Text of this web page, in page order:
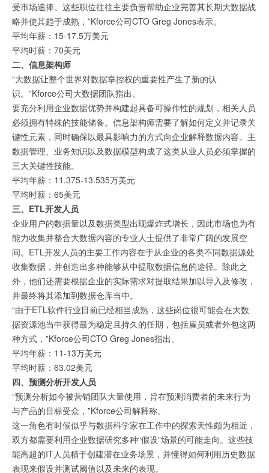
受市场追捧。这些职位往往主要负责帮助企业完善其长期大数据战
略并使其趋于成熟，”Kforce公司CTO Greg Jones表示。
平均年薪：15-17.5万美元
平均时薪：70美元
二、信息架构师
“大数据让整个世界对数据掌控权的重要性产生了新的认
识。”Kforce公司大数据团队指出。
要充分利用企业数据优势并构建起具备可操作性的规划，相关人员
必须拥有特殊的技能储备。信息架构师需要了解如何定义并记录关
键性元素，同时确保以最具影响力的方式向企业解释数据内容。主
数据管理、业务知识以及数据模型构成了这类从业人员必须掌握的
三大关键性技能。
平均年薪：11.375-13.535万美元
平均时薪：65美元
三、ETL开发人员
企业用户的数据量以及数据类型出现爆炸式增长，因此市场也为有
能力收集并整合大数据内容的专业人士提供了非常广阔的发展空
间。ETL开发人员的主要工作内容在于从企业的各类不同数据源处
收集数据，并创造出多种能够从中提取数据信息的途径。除此之
外，他们还需要根据企业的实际需求对提取结果加以导入及修改，
并最终将其添加到数据仓库当中。
“由于ETL软件行业目前已经相当成熟，这些岗位很可能会在大数
据资源池当中获得最为稳定且持久的任期，包括雇员或者外包这两
种方式，”Kforce公司CTO Greg Jones指出。
平均年薪：11-13万美元
平均时薪：63.02美元
四、预测分析开发人员
“预测分析如今被营销团队大量使用，旨在预测消费者的未来行为
与产品的目标受众，”Kforce公司解释称。
这一角色有时候似乎与数据科学家在工作中的探索天性颇为相近，
双方都需要利用企业数据研究多种“假设”场景的可能走向。这些技
能高超的IT人员精于创建潜在业务场景，并懂得如何利用历史数据
表现来假设并测试阈值以及未来的表现。